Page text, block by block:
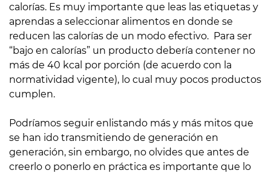
calorías. Es muy importante que leas las etiquetas y
aprendas a seleccionar alimentos en donde se
reducen las calorías de un modo efectivo. Para ser
“bajo en calorías” un producto debería contener no
más de 40 kcal por porción (de acuerdo con la
normatividad vigente), lo cual muy pocos productos
cumplen.
Podríamos seguir enlistando más y más mitos que
se han ido transmitiendo de generación en
generación, sin embargo, no olvides que antes de
creerlo o ponerlo en práctica es importante que lo